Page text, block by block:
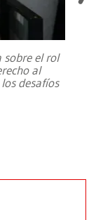
sobre el rol
al
desafíos